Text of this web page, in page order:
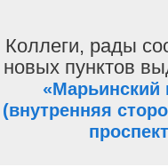
Коллеги, рады
новых пунктов
«Марьинский
(внутренняя